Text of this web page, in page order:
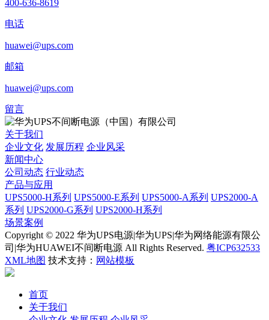
400-636-8619
电话
huawei@ups.com
邮箱
huawei@ups.com
留言
关于我们
企业文化 发展历程 企业风采
新闻中心
公司动态 行业动态
产品与应用
UPS5000-H系列 UPS5000-E系列 UPS5000-A系列 UPS2000-A
系列 UPS2000-G系列 UPS2000-H系列
场景案例
Copyright © 2022 华为UPS电源|华为UPS|华为网络能源有限公
司|华为HUAWEI不间断电源 All Rights Reserved. 粤ICP632533
XML地图 技术支持： 网站模板
首页
关于我们